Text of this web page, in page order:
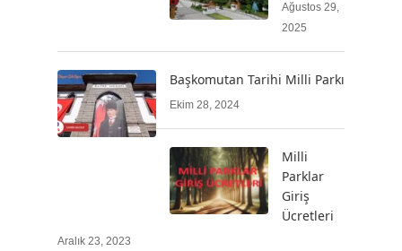
Ağustos 29,
2025
Başkomutan Tarihi Milli Parkı
Ekim 28, 2024
Milli
Parklar
Giriş
Ücretleri
Aralık 23, 2023